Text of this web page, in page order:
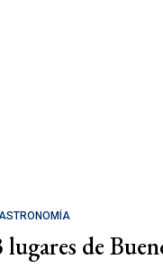
lugares de